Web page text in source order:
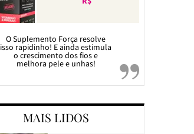
O Suplemento Força resolve
isso rapidinho! E ainda estimula
o crescimento dos fios e
melhora pele e unhas!
MAIS LIDOS